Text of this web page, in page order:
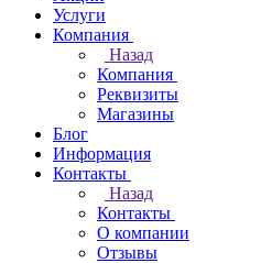
Услуги
Компания
Назад
Компания
Реквизиты
Магазины
Блог
Информация
Контакты
Назад
Контакты
О компании
Отзывы